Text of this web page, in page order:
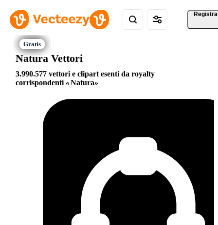
Natura Vettori
3.990.577 vettori e clipart esenti da royalty
corrispondenti
Natura